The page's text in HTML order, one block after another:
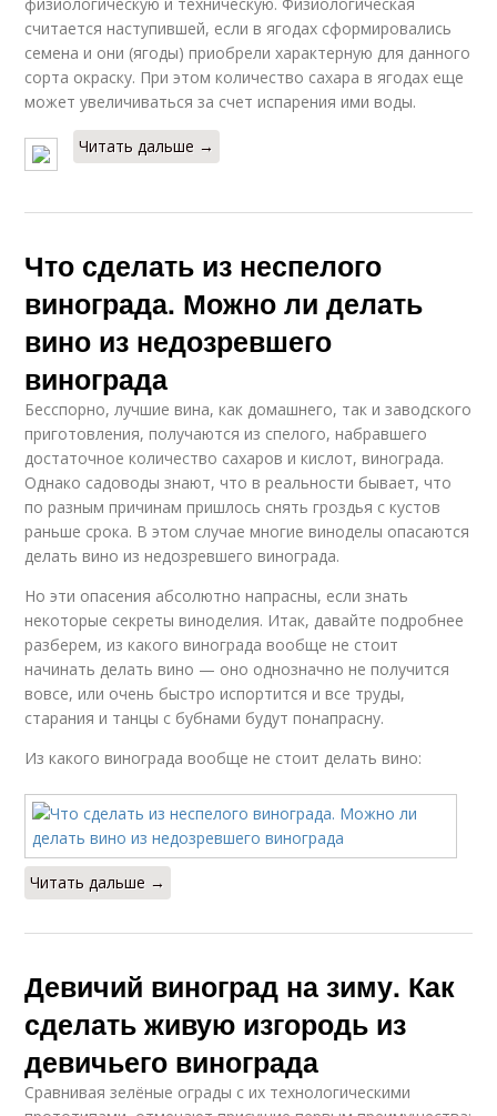
считается наступившей, если в ягодах сформировались
семена и они (ягоды) приобрели характерную для данного
сорта окраску. При этом количество сахара в ягодах еще
может увеличиваться за счет испарения ими воды.
Читать дальше →
Что сделать из неспелого
винограда. Можно ли делать
вино из недозревшего
винограда
Бесспорно, лучшие вина, как домашнего, так и заводского
приготовления, получаются из спелого, набравшего
достаточное количество сахаров и кислот, винограда.
Однако садоводы знают, что в реальности бывает, что
по разным причинам пришлось снять гроздья с кустов
раньше срока. В этом случае многие виноделы опасаются
делать вино из недозревшего винограда.
Но эти опасения абсолютно напрасны, если знать
некоторые секреты виноделия. Итак, давайте подробнее
разберем, из какого винограда вообще не стоит
начинать делать вино — оно однозначно не получится
вовсе, или очень быстро испортится и все труды,
старания и танцы с бубнами будут понапрасну.
Из какого винограда вообще не стоит делать вино:
Читать дальше →
Девичий виноград на зиму. Как
сделать живую изгородь из
девичьего винограда
Сравнивая зелёные ограды с их технологическими